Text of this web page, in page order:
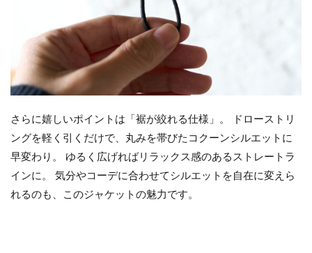
さらに嬉しいポイントは「裾が絞れる仕様」。 ドローストリ
ングを軽く引くだけで、丸みを帯びたコクーンシルエットに
早変わり。 ゆるく広げればリラックス感のあるストレートラ
インに。 気分やコーデに合わせてシルエットを自在に変えら
れるのも、このジャケットの魅力です。